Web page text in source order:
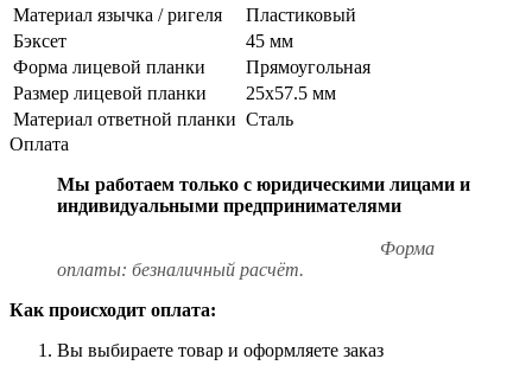
Материал язычка / ригеля
Пластиковый
Бэксет
45 мм
Форма лицевой планки
Прямоугольная
Размер лицевой планки
25x57.5 мм
Материал ответной планки Сталь
Оплата
Мы работаем только с юридическими лицами и
индивидуальными предпринимателями
Форма
оплаты: безналичный расчёт.
Как происходит оплата:
Вы выбираете товар и оформляете заказ